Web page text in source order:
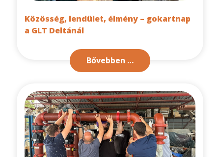
Közösség, lendület, élmény – gokartnap
a GLT Deltánál
Bővebben …